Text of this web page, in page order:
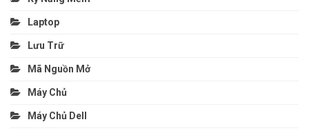
Laptop
Lưu Trữ
Mã Nguồn Mở
Máy Chủ
Máy Chủ Dell